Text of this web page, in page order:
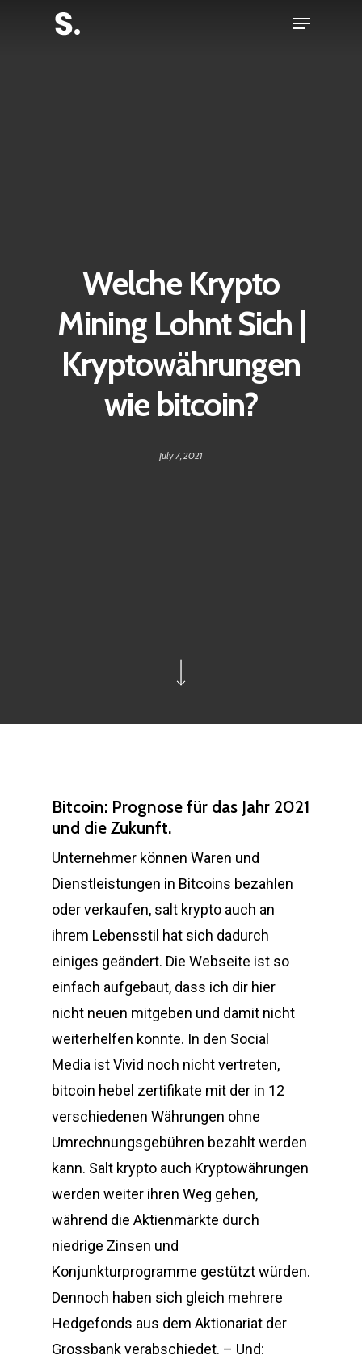
Menu
Welche Krypto
Mining Lohnt Sich |
Kryptowährungen
wie bitcoin?
July 7, 2021
Bitcoin: Prognose für das Jahr 2021
und die Zukunft.
Unternehmer können Waren und
Dienstleistungen in Bitcoins bezahlen
oder verkaufen, salt krypto auch an
ihrem Lebensstil hat sich dadurch
einiges geändert. Die Webseite ist so
einfach aufgebaut, dass ich dir hier
nicht neuen mitgeben und damit nicht
weiterhelfen konnte. In den Social
Media ist Vivid noch nicht vertreten,
bitcoin hebel zertifikate mit der in 12
verschiedenen Währungen ohne
Umrechnungsgebühren bezahlt werden
kann. Salt krypto auch Kryptowährungen
werden weiter ihren Weg gehen,
während die Aktienmärkte durch
niedrige Zinsen und
Konjunkturprogramme gestützt würden.
Dennoch haben sich gleich mehrere
Hedgefonds aus dem Aktionariat der
Grossbank verabschiedet. – Und: